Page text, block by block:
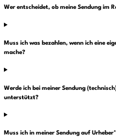
Wer entscheidet, ob meine Sendung im
Muss ich was bezahlen, wenn ich eine
mache?
Werde ich bei meiner Sendung
unterstützt?
Muss ich in meiner Sendung auf